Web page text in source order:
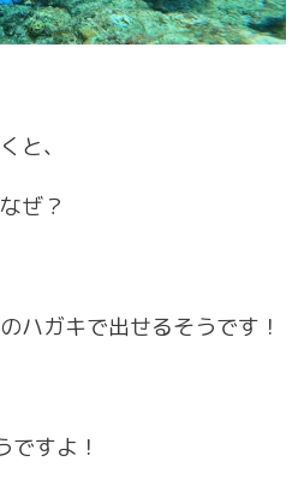
と、
ぜ？
ハガキで出せるそうです！
すよ！